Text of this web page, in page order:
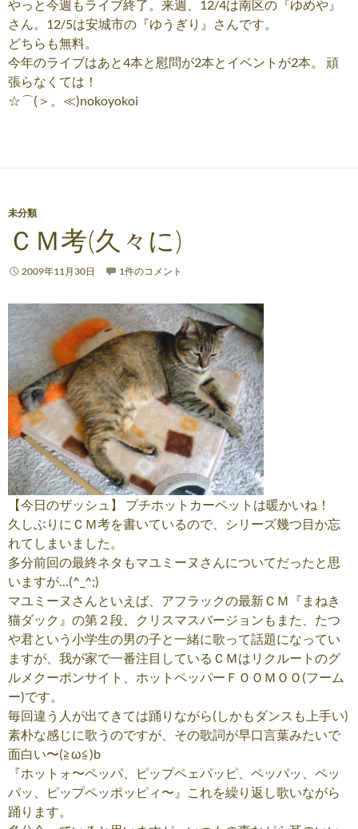
やっと今週もライブ終了。来週、12/4は南区の『ゆめや』
さん。12/5は安城市の『ゆうぎり』さんです。
どちらも無料。
今年のライブはあと4本と慰問が2本とイベントが2本。 頑
張らなくては！
☆⌒(＞。≪)nokoyokoi
未分類
ＣＭ考(久々に)
2009年11月30日 1件のコメント
【今日のザッシュ】 プチホットカーペットは暖かいね！
久しぶりにＣＭ考を書いているので、シリーズ幾つ目か忘
れてしまいました。
多分前回の最終ネタもマユミーヌさんについてだったと思
いますが…(^_^;)
マユミーヌさんといえば、アフラックの最新ＣＭ『まねき
猫ダック』の第２段、クリスマスバージョンもまた、たつ
や君という小学生の男の子と一緒に歌って話題になってい
ますが、我が家で一番注目しているＣＭはリクルートのグ
ルメクーポンサイト、ホットペッパーＦＯＯＭＯＯ(フーム
ー)です。
毎回違う人が出てきては踊りながら(しかもダンスも上手い)
素朴な感じに歌うのですが、その歌詞が早口言葉みたいで
面白い〜(≧ω≦)b
『ホットォ〜ペッパ、ピップペェパッピ、ペッパッ、ペッ
パッ、ピップペッポッピィ〜』これを繰り返し歌いながら
踊ります。